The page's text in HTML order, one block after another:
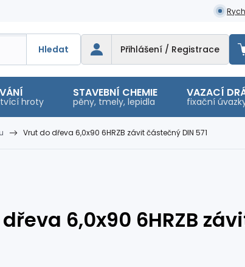
Hledat Přihlášení / Registrace
hroty
STAVEBNÍ CHEMIE
pěny, tmely, lepidla
VAZACÍ
fixační
Vrut do dřeva 6,0x90 6HRZB závit částečný DIN 571
6,0x90 6HRZB